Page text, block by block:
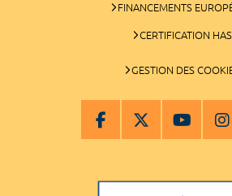
FINANCEMENTS
CERTIFICATION HAS
GESTION DES